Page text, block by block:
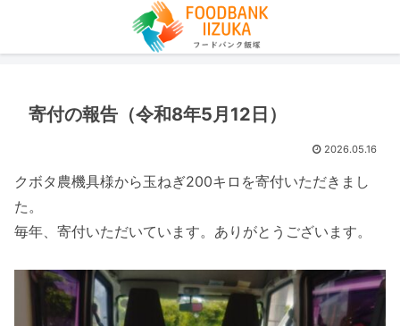
寄付の報告（令和8年5月12日）
2026.05.16
クボタ農機具様から玉ねぎ200キロを寄付いただきまし
た。
毎年、寄付いただいています。ありがとうございます。